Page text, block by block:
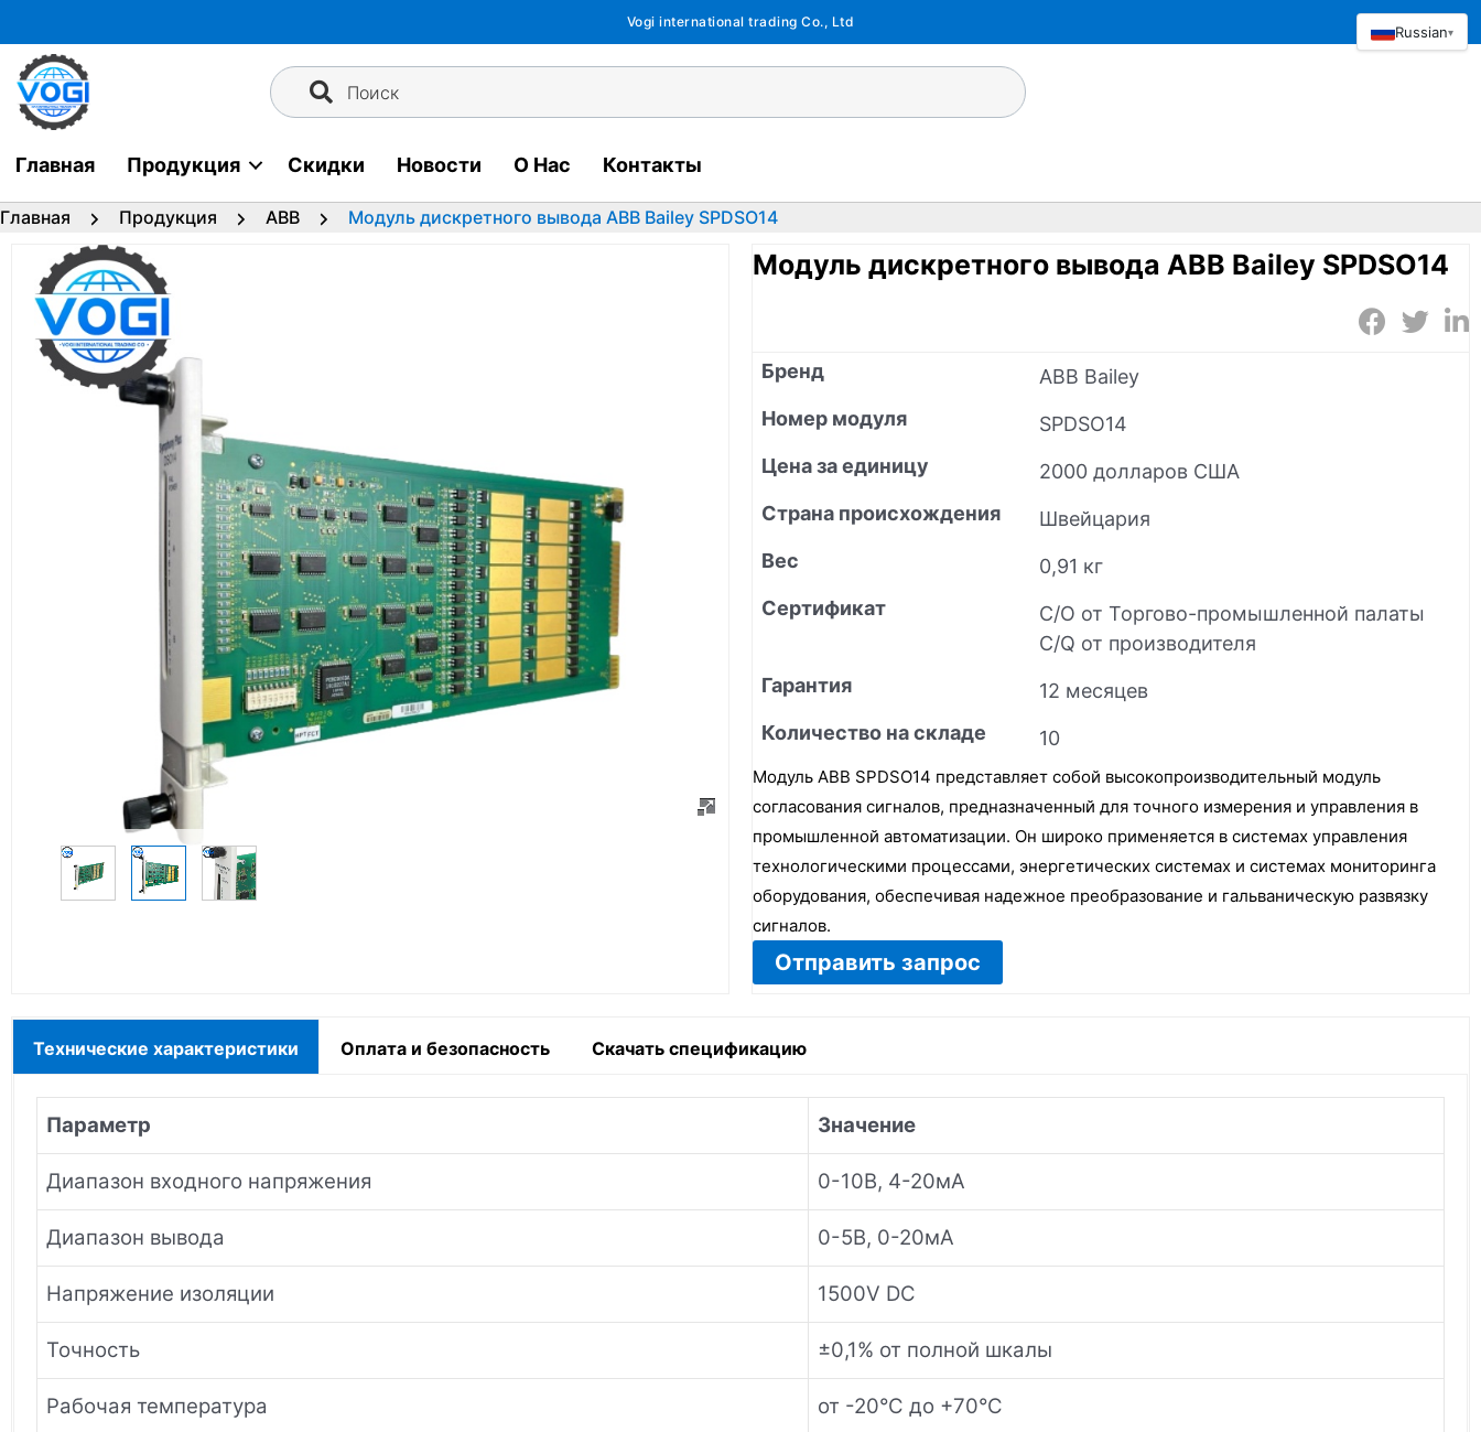
к
содержимому
Vogi international trading Co., Ltd
Поиск
Главная Продукция Скидки Новости О Нас Контакты
Главная Продукция ABB Модуль дискретного вывода ABB Bailey SPDSO14
Модуль дискретного вывода ABB Bailey SPDSO14
Бренд
ABB Bailey
Номер модуля
SPDSO14
Цена за единицу
2000 долларов США
Страна происхождения
Швейцария
Вес
0,91 кг
Сертификат
C/O от Торгово-промышленной палаты
C/Q от производителя
Гарантия
12 месяцев
Количество на складе
10
Модуль ABB SPDSO14 представляет собой высокопроизводительный модуль
согласования сигналов, предназначенный для точного измерения и управления в
промышленной автоматизации. Он широко применяется в системах управления
технологическими процессами, энергетических системах и системах мониторинга
оборудования, обеспечивая надежное преобразование и гальваническую развязку
сигналов.
Отправить запрос
Технические характеристики Оплата и безопасность Скачать спецификацию
Параметр Значение
Диапазон входного напряжения 0-10В, 4-20мА
Диапазон вывода 0-5В, 0-20мА
Напряжение изоляции 1500V DC
Точность ±0,1% от полной шкалы
Рабочая температура от -20°C до +70°C
Russian▾